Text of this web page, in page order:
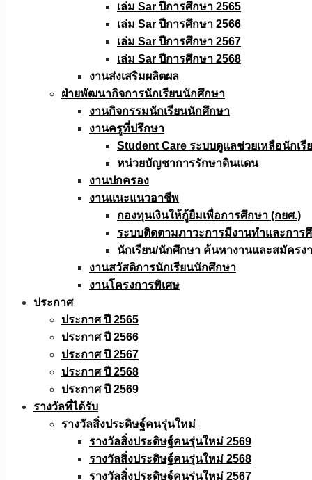
เล่ม Sar ปีการศึกษา 2565
เล่ม Sar ปีการศึกษา 2566
เล่ม Sar ปีการศึกษา 2567
เล่ม Sar ปีการศึกษา 2568
งานส่งเสริมผลิตผล
ฝ่ายพัฒนากิจการนักเรียนนักศึกษา
งานกิจกรรมนักเรียนนักศึกษา
งานครูที่ปรึกษา
Student Care ระบบดูแลช่วยเหลือนักเรี
หน่วยบัญชาการรักษาดินแดน
งานปกครอง
งานแนะแนวอาชีพ
กองทุนเงินให้กู้ยืมเพื่อการศึกษา (กยศ.)
ระบบติดตามภาวะการมีงานทำและการ
นักเรียน/นักศึกษา ค้นหางานและสมัครง
งานสวัสดิการนักเรียนนักศึกษา
งานโครงการพิเศษ
ประกาศ
ประกาศ ปี 2565
ประกาศ ปี 2566
ประกาศ ปี 2567
ประกาศ ปี 2568
ประกาศ ปี 2569
รางวัลที่ได้รับ
รางวัลสิ่งประดิษฐ์คนรุ่นใหม่
รางวัลสิ่งประดิษฐ์คนรุ่นใหม่ 2569
รางวัลสิ่งประดิษฐ์คนรุ่นใหม่ 2568
รางวัลสิ่งประดิษฐ์คนรุ่นใหม่ 2567